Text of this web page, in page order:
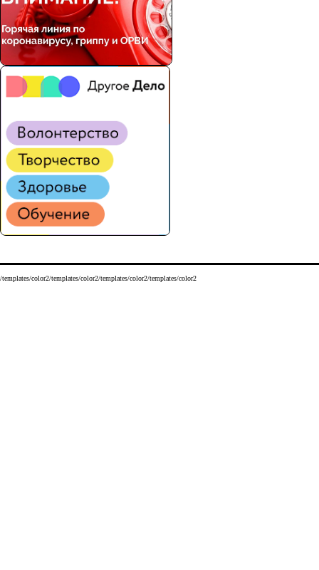
/templates/color2/templates/color2/templates/color2/templates/color2